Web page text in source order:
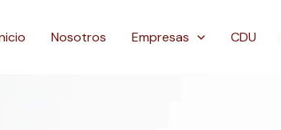
Nosotros Empresas CDU